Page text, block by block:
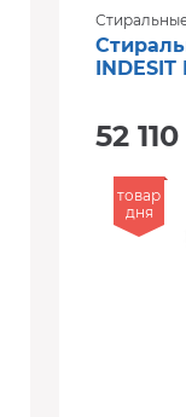
INDESIT
52
товар
дня